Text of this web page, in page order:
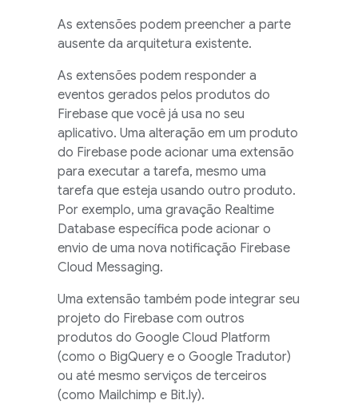
As extensões podem preencher a parte
ausente da arquitetura existente.
As extensões podem responder a
eventos gerados pelos produtos do
Firebase que você já usa no seu
aplicativo. Uma alteração em um produto
do Firebase pode acionar uma extensão
para executar a tarefa, mesmo uma
tarefa que esteja usando outro produto.
Por exemplo, uma gravação Realtime
Database específica pode acionar o
envio de uma nova notificação Firebase
Cloud Messaging.
Uma extensão também pode integrar seu
projeto do Firebase com outros
produtos do Google Cloud Platform
(como o BigQuery e o Google Tradutor)
ou até mesmo serviços de terceiros
(como Mailchimp e Bit.ly).